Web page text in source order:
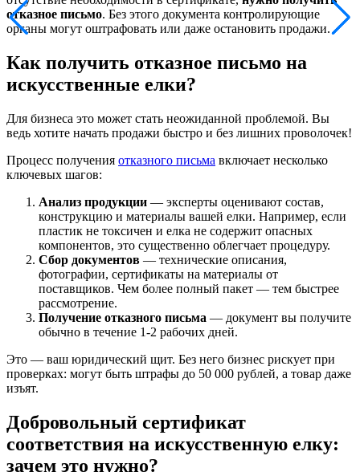
отказное письмо. Без этого документа контролирующие
органы могут оштрафовать или даже остановить продажи.
Как получить отказное письмо на
искусственные елки?
Для бизнеса это может стать неожиданной проблемой. Вы
ведь хотите начать продажи быстро и без лишних проволочек!
Процесс получения отказного письма включает несколько
ключевых шагов:
Анализ продукции — эксперты оценивают состав,
конструкцию и материалы вашей елки. Например, если
пластик не токсичен и елка не содержит опасных
компонентов, это существенно облегчает процедуру.
Сбор документов — технические описания,
фотографии, сертификаты на материалы от
поставщиков. Чем более полный пакет — тем быстрее
рассмотрение.
Получение отказного письма — документ вы получите
обычно в течение 1-2 рабочих дней.
Это — ваш юридический щит. Без него бизнес рискует при
проверках: могут быть штрафы до 50 000 рублей, а товар даже
изъят.
Добровольный сертификат
соответствия на искусственную елку:
зачем это нужно?